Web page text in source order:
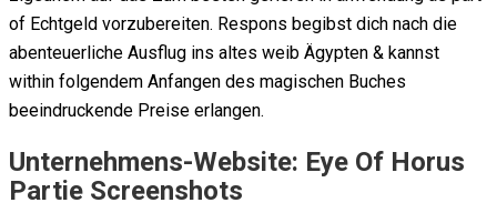
of Echtgeld vorzubereiten. Respons begibst dich nach die
abenteuerliche Ausflug ins altes weib Ägypten & kannst
within folgendem Anfangen des magischen Buches
beeindruckende Preise erlangen.
Unternehmens-Website: Eye Of Horus
Partie Screenshots